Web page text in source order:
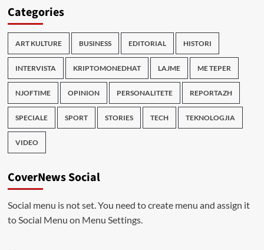
Categories
ART KULTURE BUSINESS EDITORIAL HISTORI
INTERVISTA KRIPTOMONEDHAT LAJME ME TEPER
NJOFTIME OPINION PERSONALITETE REPORTAZH
SPECIALE SPORT STORIES TECH TEKNOLOGJIA
VIDEO
CoverNews Social
Social menu is not set. You need to create menu and assign it
to Social Menu on Menu Settings.